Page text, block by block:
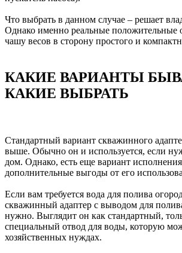
Что выбрать в данном случае – решает
Однако именно реальные положительные
чашу весов в сторону простого и
КАКИЕ ВАРИАНТЫ
КАКИЕ ВЫБРАТЬ
Стандартный вариант скважинного
выше. Обычно он и используется, если
дом. Однако, есть еще вариант
дополнительные выгоды от его
Если вам требуется вода для полива
скважинный адаптер с выводом для
нужно. Выглядит он как стандартный,
специальный отвод для воды, которую
хозяйственных нуждах.